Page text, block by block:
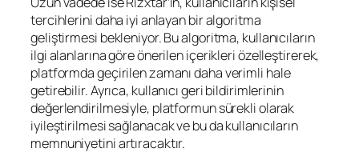
tercihlerini daha iyi anlayan bir algoritma
geliştirmesi bekleniyor. Bu algoritma, kullanıcıların
ilgi alanlarına göre önerilen içerikleri özelleştirerek,
platformda geçirilen zamanı daha verimli hale
getirebilir. Ayrıca, kullanıcı geri bildirimlerinin
değerlendirilmesiyle, platformun sürekli olarak
iyileştirilmesi sağlanacak ve bu da kullanıcıların
memnuniyetini artıracaktır.